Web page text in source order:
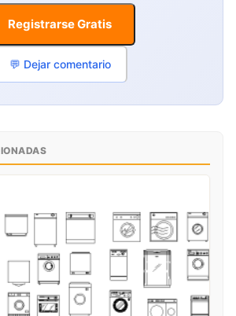
Registrarse Gratis
💬 Dejar comentario